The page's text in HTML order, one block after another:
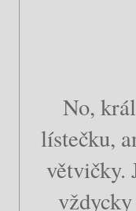
No,
lístečku,
větvičky.